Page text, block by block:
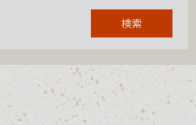
検索